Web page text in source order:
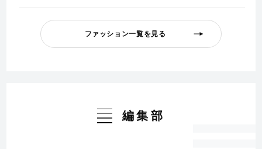
ファッション一覧を見る
編集部